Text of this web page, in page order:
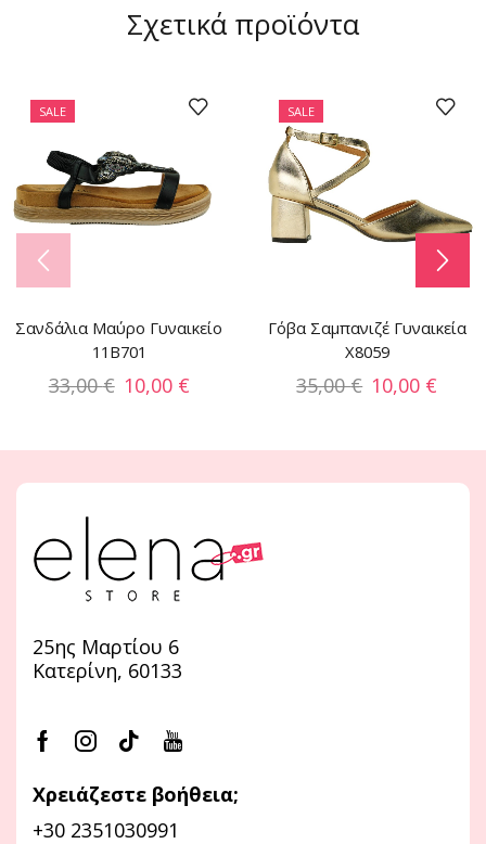
Σχετικά προϊόντα
SALE
Σανδάλια Μαύρο Γυναικείο
11B701
33,00€ 10,00 €
SALE
Γόβα Σαμπανιζέ Γυναικεία
X8059
35,00€ 10,00 €
25ης Μαρτίου 6
Κατερίνη, 60133
Χρειάζεστε βοήθεια;
+30 2351030991